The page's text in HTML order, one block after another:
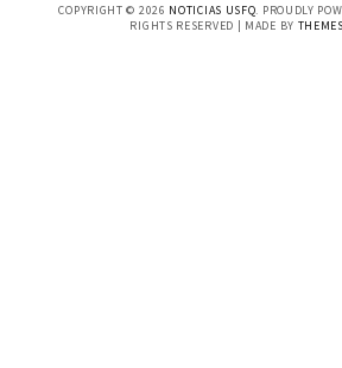
COPYRIGHT © 2026 NOTICIAS USFQ. PROUDLY
RIGHTS RESERVED | MADE BY